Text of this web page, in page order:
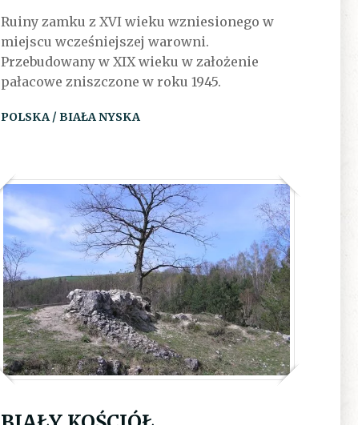
Ruiny zamku z XVI wieku wzniesionego w
miejscu wcześniejszej warowni.
Przebudowany w XIX wieku w założenie
pałacowe zniszczone w roku 1945.
POLSKA / BIAŁA NYSKA